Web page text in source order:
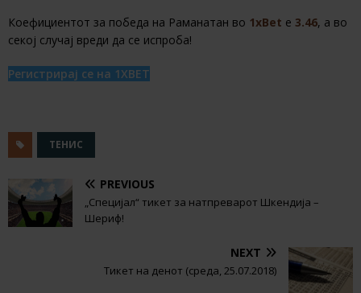
Коефициентот за победа на Раманатан во 1xBet e 3.46, a во
секој случај вреди да се испроба!
Регистрирај се на 1XBET
ТЕНИС
PREVIOUS
„Специјал“ тикет за натпреварот Шкендија –
Шериф!
NEXT
Тикет на денот (среда, 25.07.2018)